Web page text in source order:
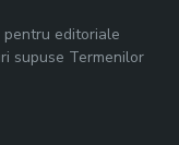
editoriale
supuse Termenilor